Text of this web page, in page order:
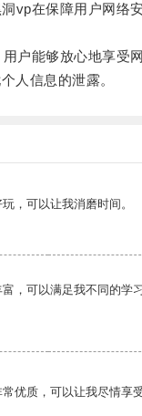
在保障用户网络
能够放心地享受
人信息的泄露。
，可以让我消磨时间。
，可以满足我不同的学
优质，可以让我尽情享